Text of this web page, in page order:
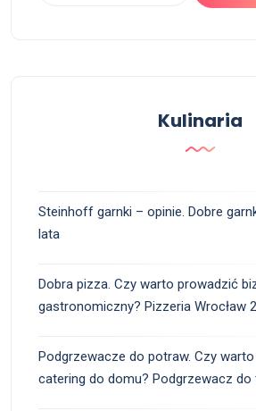
Kulinaria
Steinhoff garnki – opinie. Dobre
lata
Dobra pizza. Czy warto prowadzić
gastronomiczny? Pizzeria Wrocław
Podgrzewacze do potraw. Czy
catering do domu? Podgrzewacz do